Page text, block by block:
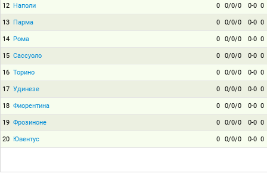
12 Наполи 0 0/0/0 0-0 0
13 Парма 0 0/0/0 0-0 0
14 Рома 0 0/0/0 0-0 0
15 Сассуоло 0 0/0/0 0-0 0
16 Торино 0 0/0/0 0-0 0
17 Удинезе 0 0/0/0 0-0 0
18 Фиорентина 0 0/0/0 0-0 0
19 Фрозиноне 0 0/0/0 0-0 0
20 Ювентус 0 0/0/0 0-0 0